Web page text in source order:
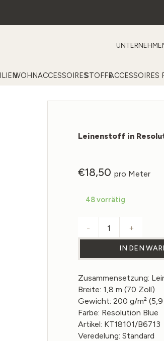
WOHNACCESSOIRESSTOFFEACCESSOIRES
Leinenstoff in
€18,50 pro Meter
48 vorrätig
Leinenstoff in
- +
IN DEN
Zusammensetzung:
Breite: 1,8 m (70 Zoll)
Gewicht: 200 g/m²
Farbe: Resolution Blue
Artikel: KT18101/B6713
Veredelung: Standard